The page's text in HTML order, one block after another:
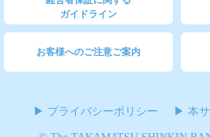
ガイドライン
お客様へのご注意ご案内
プライバシーポリシー 本